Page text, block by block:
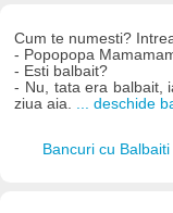
Cum te numesti?
- Popopopa
- Esti balbait?
- Nu, tata era balbait,
ziua aia. ... deschide
Bancuri cu Balbaiti